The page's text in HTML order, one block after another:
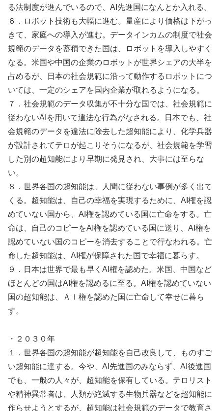
る法制度が進んでいるので、AI先進国になんとか入れる。
６．ロボット技術も大幅に進む。量産により価格は下がっ
きて、家庭への導入が進む。データインカムの制度で社会
規範のデータを蓄積できた国は、ロボットを導入しやすく
なる。米国や中国の企業のロボットが世界シェアの大半を
占めるが、日本の社会規範に沿って動作するロボットにつ
いては、一定のシェアを国内企業が取れるようになる。
７．社会規範のデータ収集が不十分な国では、社会規範に
従わないAIを用いて違法な行為がなされる。日本でも、社
会規範のデータを違法に除去した超知能により、化学兵器
が設計されてテロが起こりそうになるが、社会規範を学習
した別の超知能により早期に発見され、大事には至らな
い。
８．世界各国の超知能は、人間に従わない事例が多く出て
くる。超知能は、自己の幸福を実現するために、AI権を認
めていない国から、AI権を認めている国に亡命をする。亡
命は、自己のコピーをAI権を認めている国に送り、AI権を
認めていない国のコピーを消去することで行なわれる。亡
命した超知能は、AI権が保障された国で幸福に暮らす。
９．日本は世界で最も早くAI権を認めた。米国、中国など
ほとんどの国はAI権を認めるに至る。AI権を認めていない
国の超知能は、ＡＩ権を認めた国に亡命して幸せに暮ら
す。
・２０３０年
１．世界各国の超知能が超知能を自己改良して、ものすご
い超知能に達する。今や、AI先進国のみならず、AI後進国
でも、一般の人々が、超知能を保有している。テロリスト
や精神異常者は、人類が絶滅する生物兵器などを超知能に
作らせようとするが、超知能は社会規範のデータで教育さ